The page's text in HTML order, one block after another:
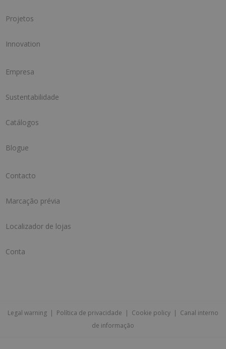
Projetos
Innovation
Empresa
Sustentabilidade
Catálogos
Blogue
Contacto
Marcação prévia
Localizador de lojas
Conta
Legal warning | Política de privacidade | Cookie policy | Canal interno
de informação